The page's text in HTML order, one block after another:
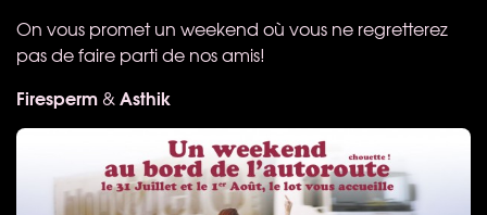
On vous promet un weekend où vous ne regretterez
pas de faire parti de nos amis!
Firesperm &Asthik